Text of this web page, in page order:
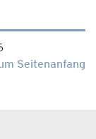
Seitenanfang